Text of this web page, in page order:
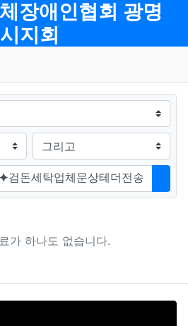
장애인협회 광명
시지회
검색방법
검
가 하나도 없습니다.